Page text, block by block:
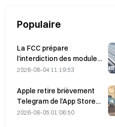
Populaire
La FCC prépare
l’interdiction des modules
optiques chinois pour
Xinyuan pourrait subir un
impact sur 27 % de sa part
de marché.
2026-08-04 11:19:53
Apple retire brièvement
Telegram de l’App Store
en raison de contenus
2026-08-05 01:06:50